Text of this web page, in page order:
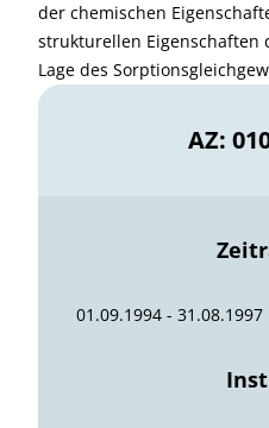
der chemischen
strukturellen Eigenschaften
Lage des
AZ:
01.09.1994 - 31.08.1997